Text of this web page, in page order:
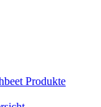
Produkte